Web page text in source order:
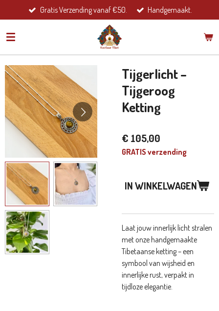
direct
naar
hoofdinhoud
Gratis Verzending vanaf €50. Handgemaakt.
Tijgerlicht –
Tijgeroog
Ketting
€ 105,00
GRATIS verzending
IN WINKELWAGEN
Laat jouw innerlijk licht stralen
met onze handgemaakte
Tibetaanse ketting – een
symbool van wijsheid en
innerlijke rust, verpakt in
tijdloze elegantie.